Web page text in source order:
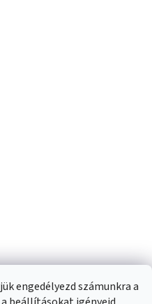
engedélyezd számunkra a